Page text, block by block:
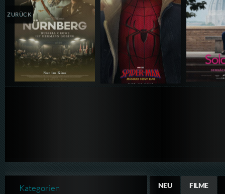
ZURÜCK
NEU FILME
Kategorien